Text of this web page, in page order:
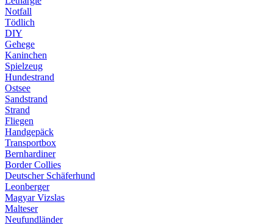
Notfall
Tödlich
DIY
Gehege
Kaninchen
Spielzeug
Hundestrand
Ostsee
Sandstrand
Strand
Fliegen
Handgepäck
Transportbox
Bernhardiner
Border Collies
Deutscher Schäferhund
Leonberger
Magyar Vizslas
Malteser
Neufundländer